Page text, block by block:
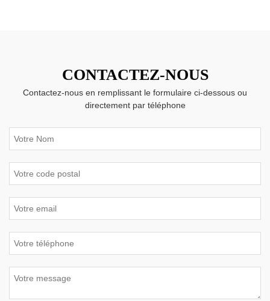
CONTACTEZ-NOUS
Contactez-nous en remplissant le formulaire ci-dessous ou
directement par téléphone